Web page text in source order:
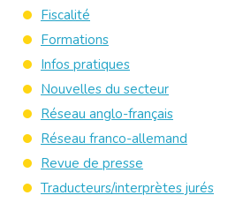
Fiscalité
Formations
Infos pratiques
Nouvelles du secteur
Réseau anglo-français
Réseau franco-allemand
Revue de presse
Traducteurs/interprètes jurés